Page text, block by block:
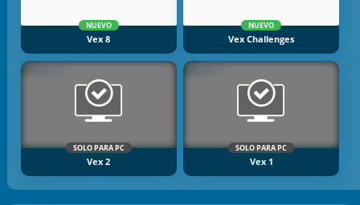
NUEVO
Vex 8
NUEVO
Vex Challenges
SOLO PARA PC
Vex 2
SOLO PARA PC
Vex 1